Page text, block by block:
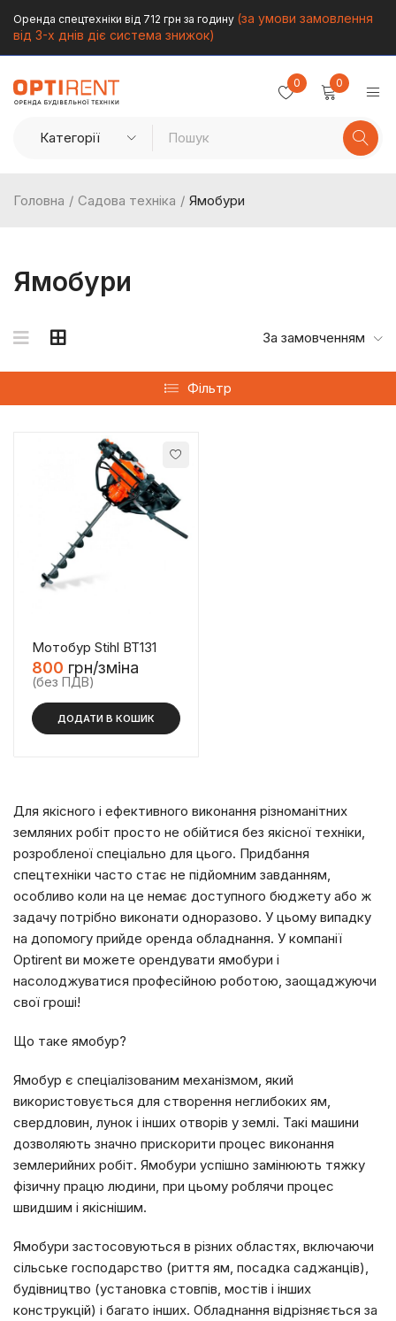
Оренда спецтехніки від 712 грн за годину (за умови замовлення
від 3-х днів діє система знижок)
0 0
Ямобури
Головна / Садова техніка / Ямобури
За замовченням
Фільтр
Мотобур Stihl BT131
800 грн/зміна
(без ПДВ)
ДОДАТИ В КОШИК
Для якісного і ефективного виконання різноманітних
земляних робіт просто не обійтися без якісної техніки,
розробленої спеціально для цього. Придбання
спецтехніки часто стає не підйомним завданням,
особливо коли на це немає доступного бюджету або ж
задачу потрібно виконати одноразово. У цьому випадку
на допомогу прийде оренда обладнання. У компанії
Optirent ви можете орендувати ямобури і
насолоджуватися професійною роботою, заощаджуючи
свої гроші!
Що таке ямобур?
Ямобур є спеціалізованим механізмом, який
використовується для створення неглибоких ям,
свердловин, лунок і інших отворів у землі. Такі машини
дозволяють значно прискорити процес виконання
землерийних робіт. Ямобури успішно замінюють тяжку
фізичну працю людини, при цьому роблячи процес
швидшим і якіснішим.
Ямобури застосовуються в різних областях, включаючи
сільське господарство (риття ям, посадка саджанців),
будівництво (установка стовпів, мостів і інших
конструкцій) і багато інших. Обладнання відрізняється за